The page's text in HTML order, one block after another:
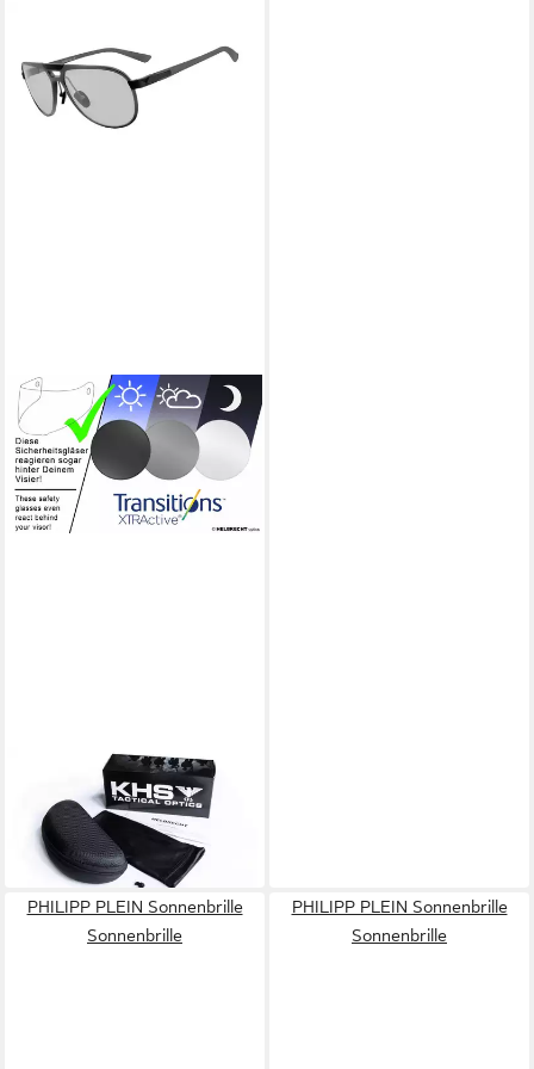
Sonnenbrille 160g -
selbsttönend
509,00 €
in 7-9 Werktagen bei dir
PHILIPP PLEIN Sonnenbrille
Sonnenbrille
PHILIPP PLEIN Sonnenbrille
Sonnenbrille